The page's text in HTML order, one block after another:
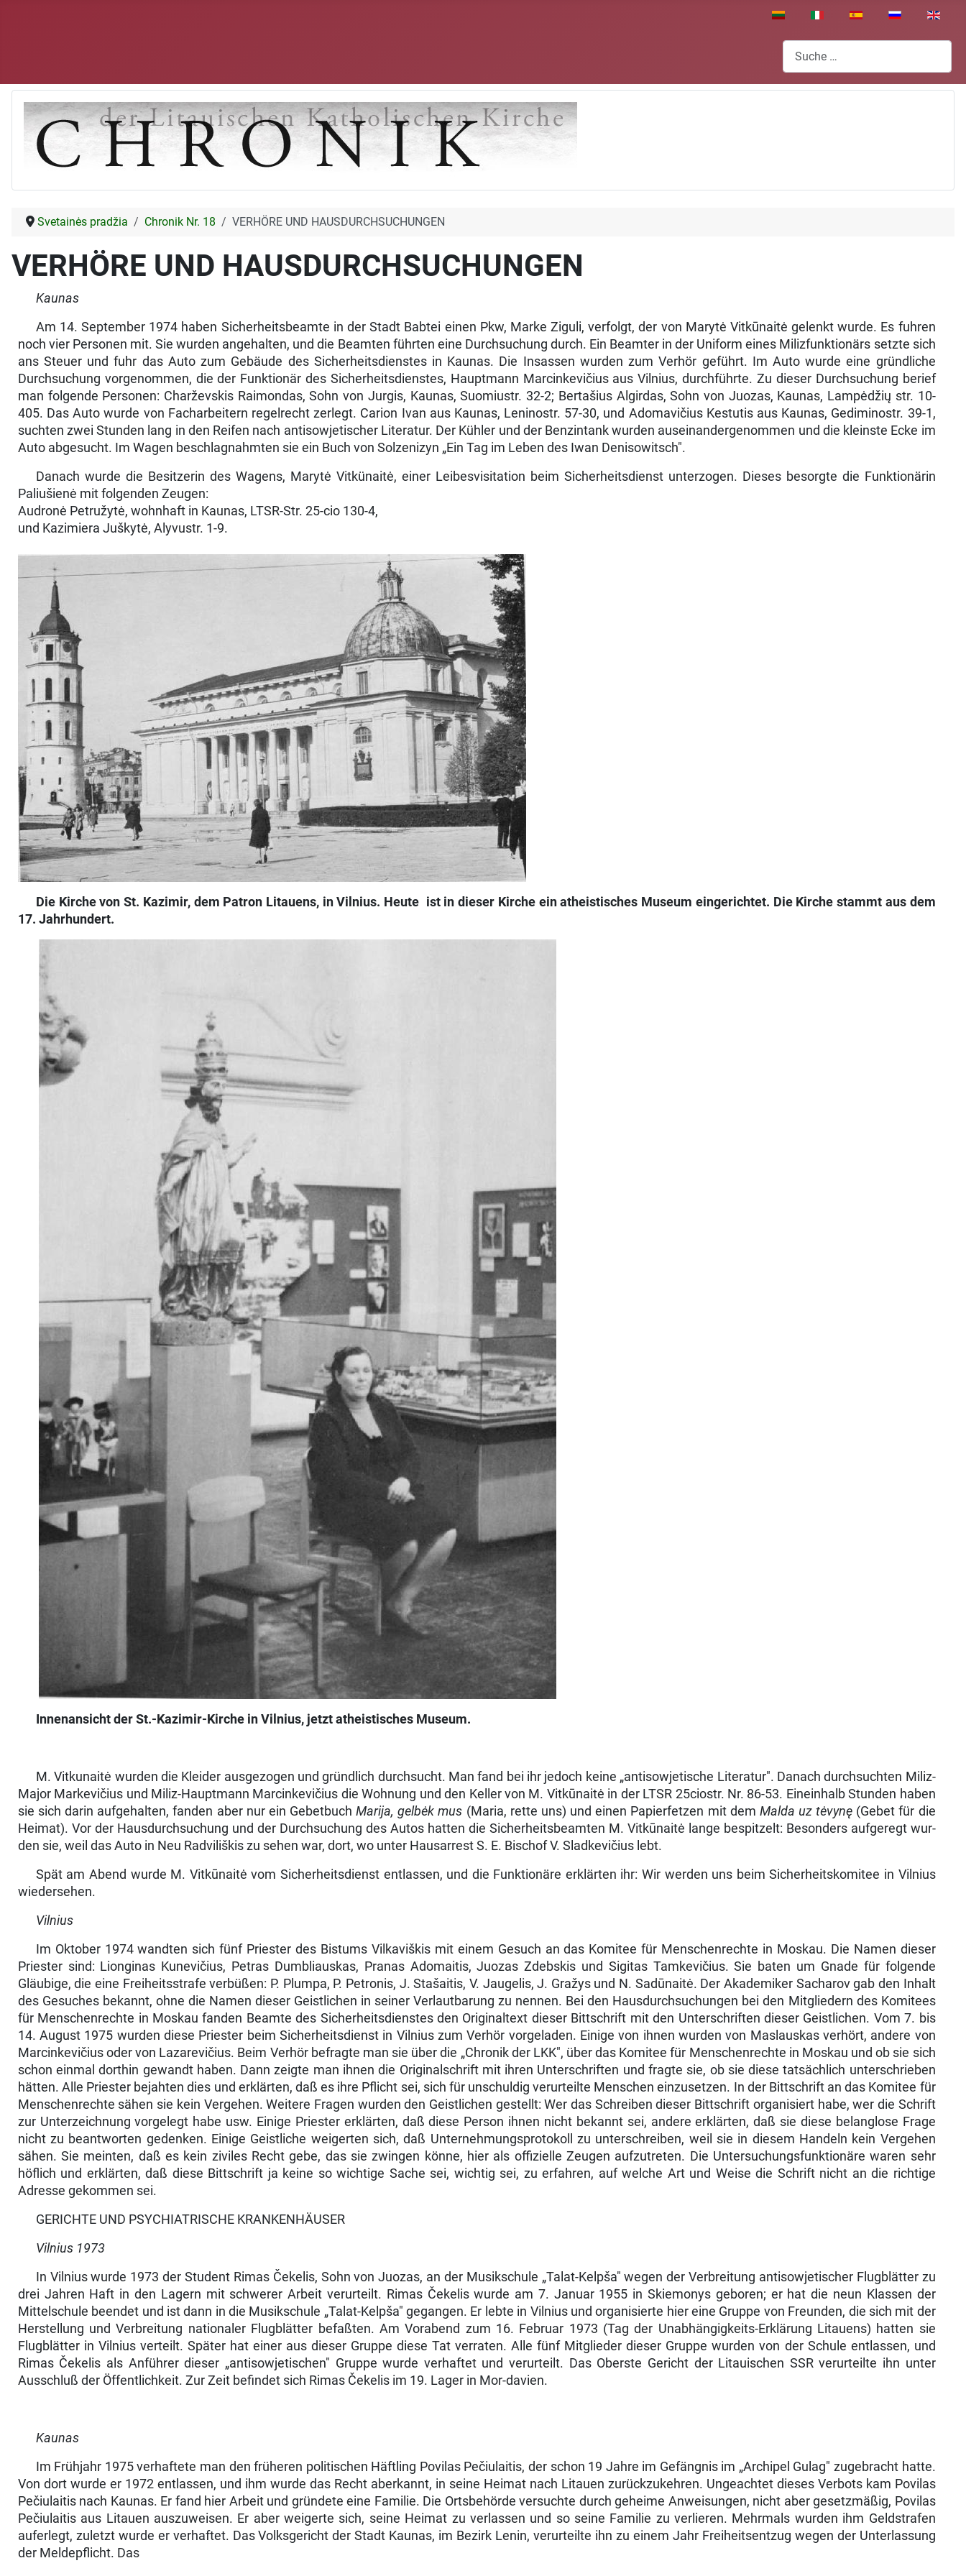
Sprache auswählen
Suchen
Svetainės pradžia Chronik Nr. 18 VERHÖRE UND HAUSDURCHSUCHUNGEN
VERHÖRE UND HAUSDURCHSUCHUNGEN
Kaunas
Am 14. September 1974 haben Sicherheitsbeamte in der Stadt Babtei einen Pkw, Marke Ziguli, verfolgt, der von Marytė Vitkūnaitė gelenkt wurde. Es fuhren
noch vier Personen mit. Sie wurden angehalten, und die Beamten führten eine Durchsuchung durch. Ein Beamter in der Uniform eines Miliz­funktionärs setzte sich
ans Steuer und fuhr das Auto zum Gebäude des Sicherheitsdienstes in Kaunas. Die Insassen wurden zum Verhör geführt. Im Auto wurde eine gründliche
Durchsuchung vorgenommen, die der Funk­tionär des Sicherheitsdienstes, Hauptmann Marcinkevičius aus Vilnius, durch­führte. Zu dieser Durchsuchung berief
man folgende Personen: Charževskis Raimondas, Sohn von Jurgis, Kaunas, Suomiustr. 32-2; Bertašius Algirdas, Sohn von Juozas, Kaunas, Lampėdžių str. 10-
405. Das Auto wurde von Fach­arbeitern regelrecht zerlegt. Carion Ivan aus Kaunas, Leninostr. 57-30, und Adomavičius Kestutis aus Kaunas, Gediminostr. 39-1,
suchten zwei Stunden lang in den Reifen nach antisowjetischer Literatur. Der Kühler und der Ben­zintank wurden auseinandergenommen und die kleinste Ecke im
Auto ab­gesucht. Im Wagen beschlagnahmten sie ein Buch von Solzenizyn „Ein Tag im Leben des Iwan Denisowitsch".
Danach wurde die Besitzerin des Wagens, Marytė Vitkünaitė, einer Leibes­visitation beim Sicherheitsdienst unterzogen. Dieses besorgte die Funktio­närin
Paliušienė mit folgenden Zeugen:
Audronė Petružytė, wohnhaft in Kaunas, LTSR-Str. 25-cio 130-4,
und Kazimiera Juškytė, Alyvustr. 1-9.
Die Kirche von St. Kazimir, dem Patron Litauens, in Vilnius. Heute ist in dieser Kirche ein atheistisches Museum eingerichtet. Die Kirche stammt aus dem
17. Jahrhundert.
Innenansicht der St.-Kazimir-Kirche in Vilnius, jetzt atheistisches Museum.
M. Vitkunaitė wurden die Kleider ausgezogen und gründlich durchsucht. Man fand bei ihr jedoch keine „antisowjetische Literatur". Danach durchsuchten Miliz-
Major Markevičius und Miliz-Hauptmann Mar­cinkevičius die Wohnung und den Keller von M. Vitkūnaitė in der LTSR 25ciostr. Nr. 86-53. Eineinhalb Stunden haben
sie sich darin aufgehalten, fanden aber nur ein GebetbuchMarija, gelbėk mus (Maria, rette uns) und einen Papierfetzen mit dem Malda uz tėvynę (Gebet für die
Heimat). Vor der Hausdurchsuchung und der Durchsuchung des Autos hatten die Sicherheitsbeamten M. Vitkūnaitė lange bespitzelt: Besonders aufgeregt wur­
den sie, weil das Auto in Neu Radviliškis zu sehen war, dort, wo unter Haus­arrest S. E. Bischof V. Sladkevičius lebt.
Spät am Abend wurde M. Vitkūnaitė vom Sicherheitsdienst entlassen, und die Funktionäre erklärten ihr: Wir werden uns beim Sicherheitskomitee in Vilnius
wiedersehen.
Vilnius
Im Oktober 1974 wandten sich fünf Priester des Bistums Vilkaviškis mit einem Gesuch an das Komitee für Menschenrechte in Moskau. Die Namen dieser
Priester sind: Lionginas Kunevičius, Petras Dumbliauskas, Pranas Adomaitis, Juozas Zdebskis und Sigitas Tamkevičius. Sie baten um Gnade für folgende
Gläubige, die eine Freiheitsstrafe verbüßen: P. Plumpa, P. Pe­tronis, J. Stašaitis, V. Jaugelis, J. Gražys und N. Sadūnaitė. Der Akademiker Sacharov gab den Inhalt
des Gesuches bekannt, ohne die Namen dieser Geistlichen in seiner Verlautbarung zu nennen. Bei den Haus­durchsuchungen bei den Mitgliedern des Komitees
für Menschenrechte in Moskau fanden Beamte des Sicherheitsdienstes den Originaltext dieser Bitt­schrift mit den Unterschriften dieser Geistlichen. Vom 7. bis
14. August 1975 wurden diese Priester beim Sicherheitsdienst in Vilnius zum Verhör vorge­laden. Einige von ihnen wurden von Maslauskas verhört, andere von
Mar­cinkevičius oder von Lazarevičius. Beim Verhör befragte man sie über die „Chronik der LKK", über das Komitee für Menschenrechte in Moskau und ob sie sich
schon einmal dorthin gewandt haben. Dann zeigte man ihnen die Originalschrift mit ihren Unterschriften und fragte sie, ob sie diese tatsäch­lich unterschrieben
hätten. Alle Priester bejahten dies und erklärten, daß es ihre Pflicht sei, sich für unschuldig verurteilte Menschen einzusetzen. In der Bittschrift an das Komitee für
Menschenrechte sähen sie kein Vergehen. Wei­tere Fragen wurden den Geistlichen gestellt: Wer das Schreiben dieser Bitt­schrift organisiert habe, wer die Schrift
zur Unterzeichnung vorgelegt habe usw. Einige Priester erklärten, daß diese Person ihnen nicht bekannt sei, an­dere erklärten, daß sie diese belanglose Frage
nicht zu beantworten geden­ken. Einige Geistliche weigerten sich, daß Unternehmungsprotokoll zu un­terschreiben, weil sie in diesem Handeln kein Vergehen
sähen. Sie meinten, daß es kein ziviles Recht gebe, das sie zwingen könne, hier als offizielle Zeu­gen aufzutreten. Die Untersuchungsfunktionäre waren sehr
höflich und er­klärten, daß diese Bittschrift ja keine so wichtige Sache sei, wichtig sei, zu er­fahren, auf welche Art und Weise die Schrift nicht an die richtige
Adresse ge­kommen sei.
GERICHTE UND PSYCHIATRISCHE KRANKENHÄUSER
Vilnius 1973
In Vilnius wurde 1973 der Student Rimas Čekelis, Sohn von Juozas, an der Musikschule „Talat-Kelpša" wegen der Verbreitung antisowjetischer Flug­blätter zu
drei Jahren Haft in den Lagern mit schwerer Arbeit verurteilt. Rimas Čekelis wurde am 7. Januar 1955 in Skiemonys geboren; er hat die neun Klassen der
Mittelschule beendet und ist dann in die Musikschule „Ta­lat-Kelpša" gegangen. Er lebte in Vilnius und organisierte hier eine Gruppe von Freunden, die sich mit der
Herstellung und Verbreitung nationaler Flug­blätter befaßten. Am Vorabend zum 16. Februar 1973 (Tag der Unabhän­gigkeits-Erklärung Litauens) hatten sie
Flugblätter in Vilnius verteilt. Spä­ter hat einer aus dieser Gruppe diese Tat verraten. Alle fünf Mitglieder die­ser Gruppe wurden von der Schule entlassen, und
Rimas Čekelis als Anfüh­rer dieser „antisowjetischen" Gruppe wurde verhaftet und verurteilt. Das Oberste Gericht der Litauischen SSR verurteilte ihn unter
Ausschluß der Öffentlichkeit. Zur Zeit befindet sich Rimas Čekelis im 19. Lager in Mor-davien.
Kaunas
Im Frühjahr 1975 verhaftete man den früheren politischen Häftling Povilas Pečiulaitis, der schon 19 Jahre im Gefängnis im „Archipel Gulag" zugebracht hatte.
Von dort wurde er 1972 entlassen, und ihm wurde das Recht ab­erkannt, in seine Heimat nach Litauen zurückzukehren. Ungeachtet dieses Verbots kam Povilas
Pečiulaitis nach Kaunas. Er fand hier Arbeit und grün­dete eine Familie. Die Ortsbehörde versuchte durch geheime Anweisungen, nicht aber gesetzmäßig, Povilas
Pečiulaitis aus Litauen auszuweisen. Er aber weigerte sich, seine Heimat zu verlassen und so seine Familie zu verlieren. Mehrmals wurden ihm Geldstrafen
auferlegt, zuletzt wurde er verhaftet. Das Volksgericht der Stadt Kaunas, im Bezirk Lenin, verurteilte ihn zu einem Jahr Freiheitsentzug wegen der Unterlassung
der Meldepflicht. Das